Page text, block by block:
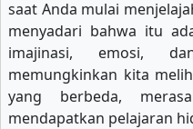
saat Anda mulai
menyadari bahwa itu
imajinasi, emosi,
memungkinkan kita
yang berbeda,
mendapatkan pelajaran